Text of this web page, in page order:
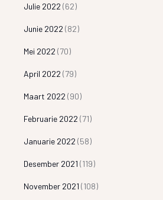
Julie 2022 (62)
Junie 2022 (82)
Mei 2022 (70)
April 2022 (79)
Maart 2022 (90)
Februarie 2022 (71)
Januarie 2022 (58)
Desember 2021 (119)
November 2021 (108)